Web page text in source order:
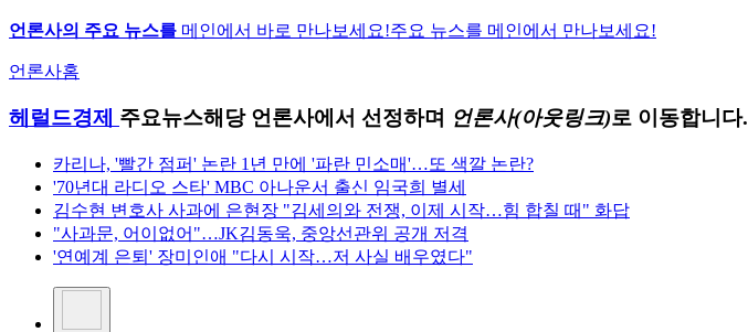
언론사의 주요 뉴스를 메인에서 바로 만나보세요!주요 뉴스를 메인에서 만나보세요!
언론사홈
헤럴드경제 주요뉴스해당 언론사에서 선정하며 언론사(아웃링크)로 이동합니다.
카리나, '빨간 점퍼' 논란 1년 만에 '파란 민소매'…또 색깔 논란?
'70년대 라디오 스타' MBC 아나운서 출신 임국희 별세
김수현 변호사 사과에 은현장 "김세의와 전쟁, 이제 시작…힘 합칠 때" 화답
"사과문, 어이없어"…JK김동욱, 중앙선관위 공개 저격
'연예계 은퇴' 장미인애 "다시 시작…저 사실 배우였다"